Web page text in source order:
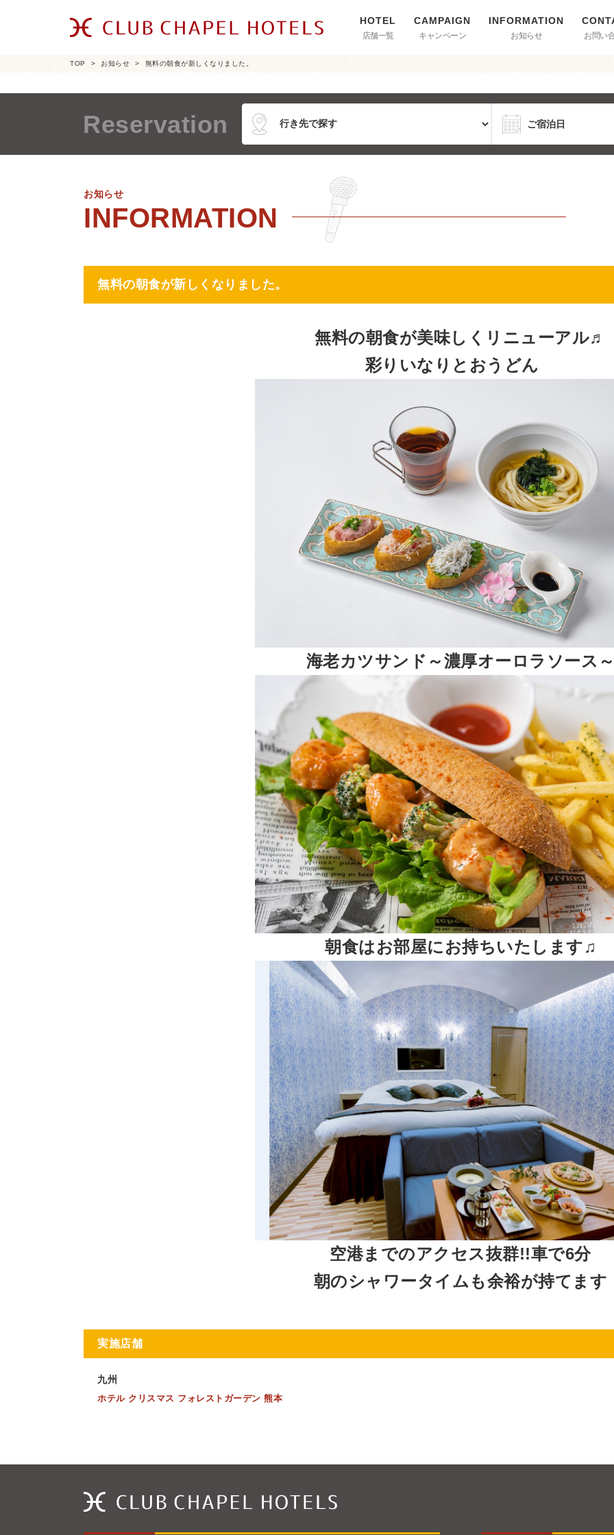
店舗一覧 キャンペーン お知らせ お問い
TOP お知らせ 無料の朝食が新しくなりました。
Reservation
お知らせ
無料の朝食が新しくなりました。
無料の朝食が美味しくリニューアル♬
彩りいなりとおうどん
海老カツサンド～濃厚オーロラソース
朝食はお部屋にお持ちいたします♫
空港までのアクセス抜群!!車で6分
朝のシャワータイムも余裕が持てます
実施店舗
九州
ホテル クリスマス フォレストガーデン 熊本